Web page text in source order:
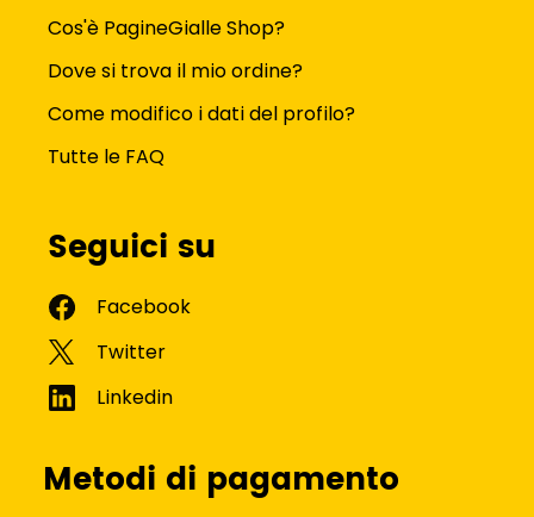
Cos'è PagineGialle Shop?
Dove si trova il mio ordine?
Come modifico i dati del profilo?
Tutte le FAQ
Seguici su
Metodi di pagamento